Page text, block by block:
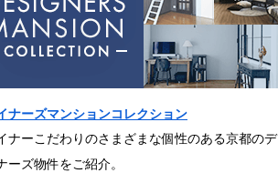
ナーズマンションコレクション
ナーこだわりのさまざまな個性のある京都のデ
ーズ物件をご紹介。